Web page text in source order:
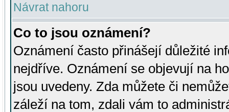
Návrat nahoru
Co to jsou oznámení?
Oznámení často přinášejí důležité
nejdříve. Oznámení se objevují na
jsou uvedeny. Zda můžete či
záleží na tom, zdali vám to